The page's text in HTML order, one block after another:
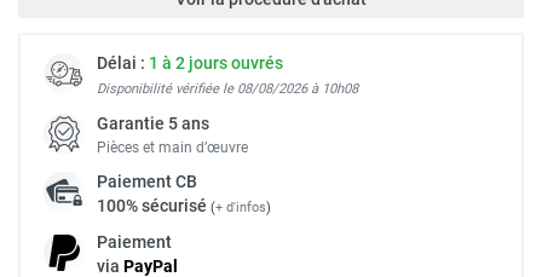
Délai : 1 à 2 jours ouvrés
Disponibilité vérifiée le 08/08/2026 à 10h08
Garantie 5 ans
Pièces et main d’œuvre
PaiementCB
100% sécurisé (+ d'infos)
Paiement
via PayPal